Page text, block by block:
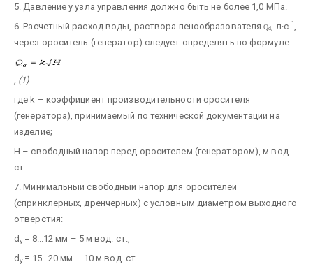
5. Давление у узла управления должно быть не более 1,0 МПа.
6. Расчетный расход воды, раствора пенообразователяQd , л·с-1
через ороситель (генератор) следует определять по формуле
, (1)
где k – коэффициент производительности оросителя
(генератора), принимаемый по технической документации на
изделие;
H – свободный напор перед оросителем (генератором), м вод.
ст.
7. Минимальный свободный напор для оросителей
(спринклерных, дренчерных) с условным диаметром выходного
отверстия:
dy = 8...12 мм – 5 м вод. ст.,
dy = 15...20 мм – 10 м вод. ст.